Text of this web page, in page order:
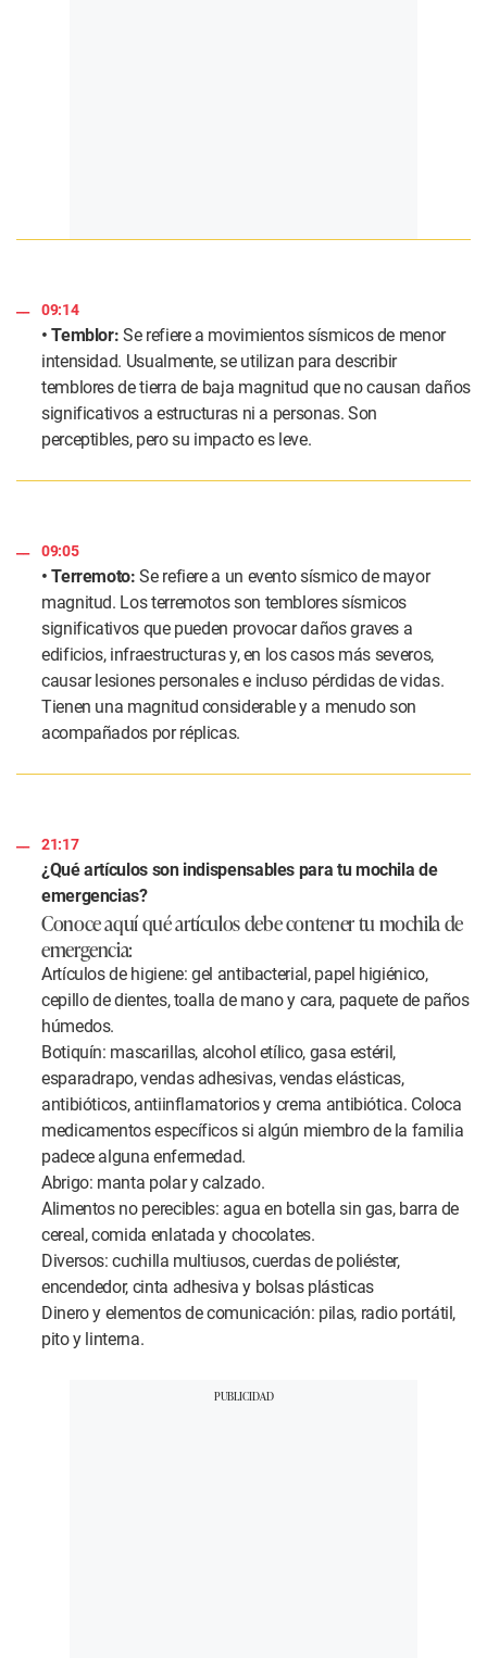
09:14
• Temblor:Se refiere a movimientos sísmicos de menor
intensidad. Usualmente, se utilizan para describir
temblores de tierra de baja magnitud que no causan daños
significativos a estructuras ni a personas. Son
perceptibles, pero su impacto es leve.
09:05
• Terremoto: Se refiere a un evento sísmico de mayor
magnitud. Los terremotos son temblores sísmicos
significativos que pueden provocar daños graves a
edificios, infraestructuras y, en los casos más severos,
causar lesiones personales e incluso pérdidas de vidas.
Tienen una magnitud considerable y a menudo son
acompañados por réplicas.
21:17
¿Qué artículos son indispensables para tu mochila de
emergencias?
Conoce aquí qué artículos debe contener tu mochila de
emergencia:
Artículos de higiene: gel antibacterial, papel higiénico,
cepillo de dientes, toalla de mano y cara, paquete de paños
húmedos.
Botiquín: mascarillas, alcohol etílico, gasa estéril,
esparadrapo, vendas adhesivas, vendas elásticas,
antibióticos, antiinflamatorios y crema antibiótica. Coloca
medicamentos específicos si algún miembro de la familia
padece alguna enfermedad.
Abrigo: manta polar y calzado.
Alimentos no perecibles: agua en botella sin gas, barra de
cereal, comida enlatada y chocolates.
Diversos: cuchilla multiusos, cuerdas de poliéster,
encendedor, cinta adhesiva y bolsas plásticas
Dinero y elementos de comunicación: pilas, radio portátil,
pito y linterna.